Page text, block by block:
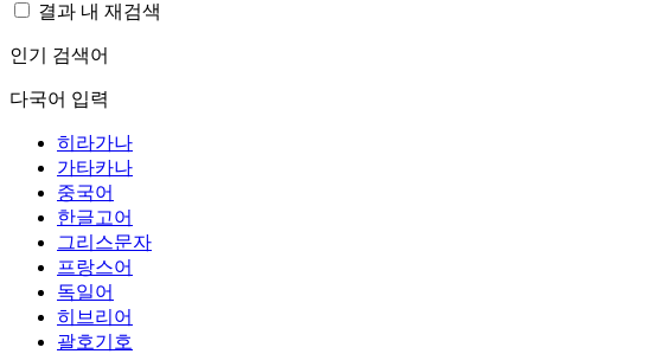
결과 내 재검색
인기 검색어
다국어 입력
히라가나
가타카나
중국어
한글고어
그리스문자
프랑스어
독일어
히브리어
괄호기호